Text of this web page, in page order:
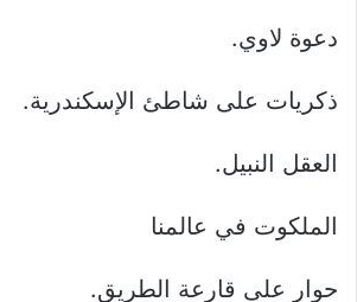
دعوة لاوي.
ذكريات على شاطئ الإسكندرية.
العقل النبيل.
الملكوت في عالمنا
حوار على قارعة الطريق.